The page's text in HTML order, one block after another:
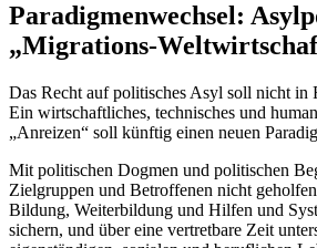
Paradigmenwechsel:
„Migrations-
Das Recht auf politisches Asyl soll nicht in
Ein wirtschaftliches, technisches und
„Anreizen“ soll künftig einen neuen
Mit politischen Dogmen und politischen
Zielgruppen und Betroffenen nicht
Bildung, Weiterbildung und Hilfen und
sichern, und über eine vertretbare Zeit